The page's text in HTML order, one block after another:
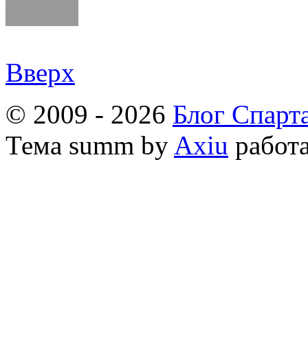
Вверх
© 2009 - 2026 Блог
Тема summ by Axiu